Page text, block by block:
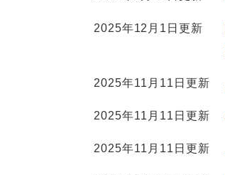
2025年12月1日更新
2025年11月11日更新
2025年11月11日更新
2025年11月11日更新